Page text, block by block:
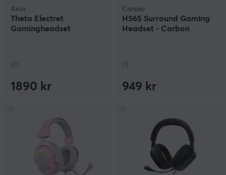
Asus
Theta Electret
Gamingheadset
(0)
1890 kr
Corsair
HS65 Surround Gaming
Headset - Carbon
(1)
949 kr